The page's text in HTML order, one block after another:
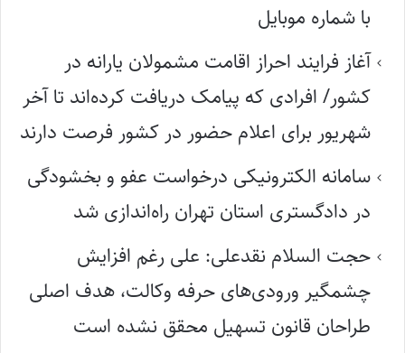
با شماره موبایل
آغاز فرایند احراز اقامت مشمولان یارانه در
کشور/ افرادی که پیامک دریافت کرده‌اند تا آخر
شهریور برای اعلام حضور در کشور فرصت دارند
سامانه الکترونیکی درخواست عفو و بخشودگی
در دادگستری استان تهران راه‌اندازی شد
حجت السلام نقدعلی: علی رغم افزایش
چشمگیر ورودی‌های حرفه وکالت، هدف اصلی
طراحان قانون تسهیل محقق نشده است